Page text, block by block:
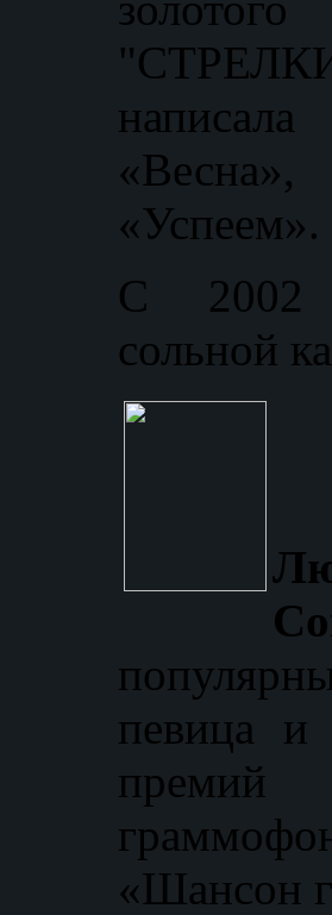
«Успеем».
С 2002
сольной
певица и
«Шансон